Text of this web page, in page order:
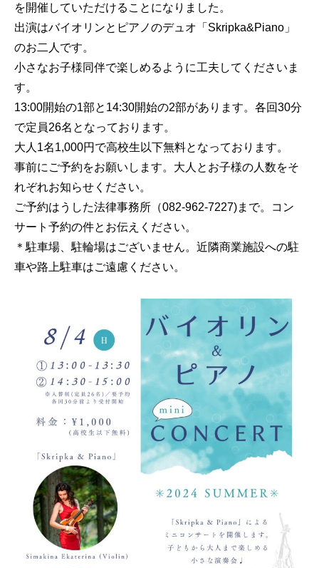
を開催していただけることになりました。
出演はバイオリンとピアノのデュオ「Skripka&Piano」
のお二人です。
小さなお子様同伴で楽しめるように工夫してくださいま
す。
13:00開始の1部と14:30開始の2部があります。各回30分
で定員26名となっております。
大人1名1,000円で高校生以下無料となっております。
事前にご予約をお願いします。大人とお子様の人数をそ
れぞれお知らせください。
ご予約はうした法律事務所（082-962-7227)まで。コン
サート予約の件とお伝えください。
＊駐車場、駐輪場はございません。近隣商業施設への駐
車や路上駐車はご遠慮ください。